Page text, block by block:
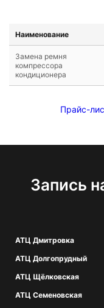
Наименование
Замена ремня
компрессора
кондиционера
Прайс-
Запись
АТЦ Дмитровка
АТЦ Долгопрудный
АТЦ Щёлковская
АТЦ Семеновская